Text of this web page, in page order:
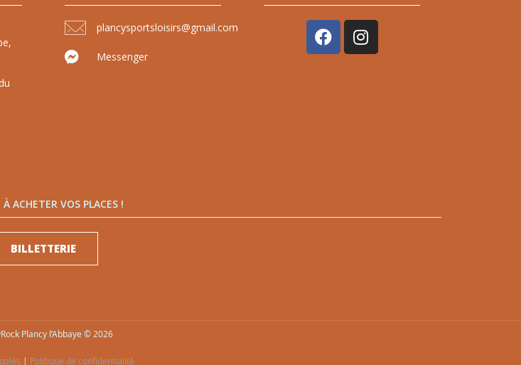
plancysportsloisirs@gmail.com
Messenger
À ACHETER VOS PLACES !
BILLETTERIE
Plancy l’Abbaye © 2026
| Politique de confidentialité